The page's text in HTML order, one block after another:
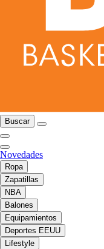
Buscar
Novedades
Ropa
Zapatillas
NBA
Balones
Equipamientos
Deportes EEUU
Lifestyle